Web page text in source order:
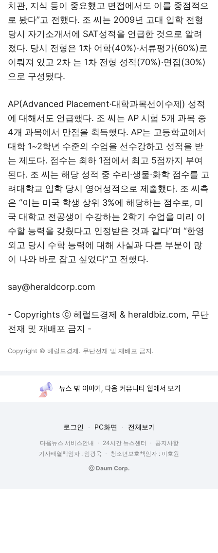
치관, 지식 등이 중요했고 면접에서도 이를 중점적으
로 봤다”고 전했다. 조 씨는 2009년 고대 입학 전형
당시 자기소개서에 SAT성적을 언급한 것으로 알려
졌다. 당시 전형은 1차 어학(40%)·서류평가(60%)로
이뤄져 있고 2차 는 1차 전형 성적(70%)·면접(30%)
으로 구성됐다.
AP(Advanced Placement·대학과목선이수제) 성적
에 대해서도 언급했다. 조 씨는 AP 시험 5개 과목 중
4개 과목에서 만점을 획득했다. AP는 고등학교에서
대학 1~2학년 수준의 수업을 선수강하고 성적을 받
는 제도다. 점수는 최하 1점에서 최고 5점까지 부여
된다. 조 씨는 해당 성적 중 수리·생물·화학 점수를 고
려대학교 입학 당시 영어성적으로 제출했다. 조 씨측
은 “이는 미국 학생 상위 3%에 해당하는 점수로, 미
국 대학교 전공생이 수강하는 2학기 수업을 미리 이
수할 능력을 갖췄다고 인정받은 것과 같다”며 “한영
외고 당시 수학 능력에 대해 사실과 다른 부분이 많
이 나와 바로 잡고 싶었다”고 전했다.
say@heraldcorp.com
- Copyrights ⓒ 헤럴드경제 & heraldbiz.com, 무단
전재 및 재배포 금지 -
Copyright © 헤럴드경제. 무단전재 및 재배포 금지.
뉴스 밖 이야기, 다음 커뮤니티 웹에서 보기
로그인 PC화면 전체보기
다음뉴스 서비스안내 24시간 뉴스센터
공지사항
기사배열책임자 : 임광욱
청소년보호책임자 : 이호원
ⓒ Daum Corp.